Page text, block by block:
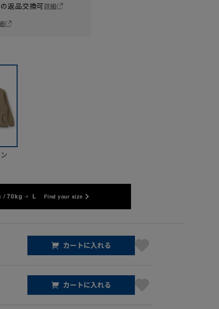
返品交換可詳細
/ 70kg L Find your size
カートに入れる
カートに入れる